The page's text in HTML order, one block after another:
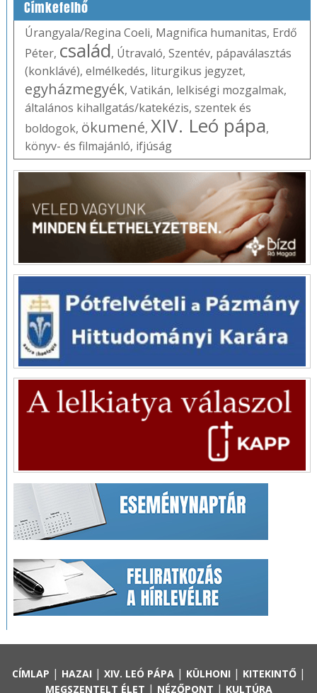
Címkefelhő
Úrangyala/Regina Coeli, Magnifica humanitas, Erdő
Péter, család, Útravaló, Szentév, pápaválasztás
(konklávé), elmélkedés, liturgikus jegyzet,
egyházmegyék, Vatikán, lelkiségi mozgalmak,
általános kihallgatás/katekézis, szentek és
boldogok, ökumené, XIV. Leó pápa,
könyv- és filmajánló, ifjúság
CÍMLAP | HAZAI | XIV. LEÓ PÁPA| KÜLHONI | KITEKINTŐ|
MEGSZENTELT ÉLET | NÉZŐPONT | KULTÚRA